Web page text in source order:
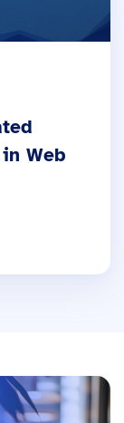
Web